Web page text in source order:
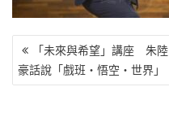
文
章
導
「未來與希望」講座 朱陸
豪話說「戲班‧悟空‧世界」